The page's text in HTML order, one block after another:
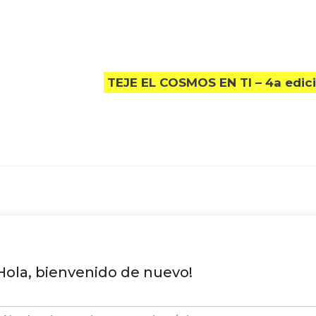
TEJE EL COSMOS EN TI – 4a
bienvenido de nuevo!